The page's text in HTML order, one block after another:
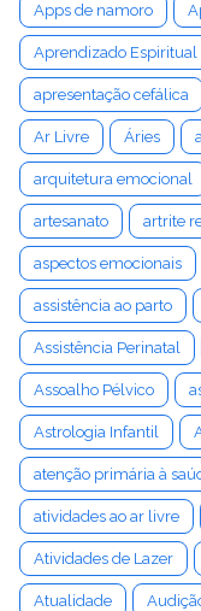
Apps de namoro
Aprendizado Espiritual
apresentação cefálica
Ar Livre Áries
arquitetura emocional
artesanato artrite
aspectos emocionais
assistência ao parto
Assistência Perinatal
Assoalho Pélvico
Astrologia Infantil
atenção primária à
atividades ao ar livre
Atividades de Lazer
Atualidade